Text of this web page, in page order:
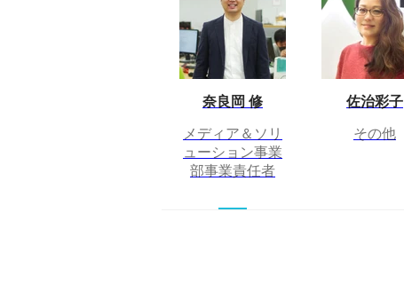
奈良岡 修
メディア＆ソリ
ューション事業
部事業責任者
佐治彩子
その他